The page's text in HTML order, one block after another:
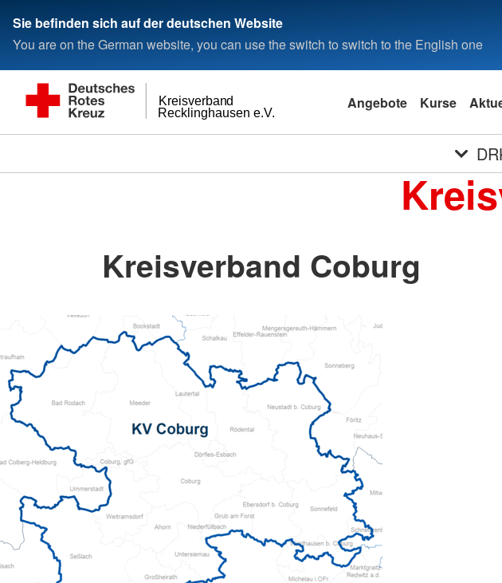
Sie befinden sich auf der deutschen Website
You are on the German website, you can use the switch to switch to the English one
Recklinghausen e.V.
Kreisverband Angebote Kurse
Kreisverband Coburg